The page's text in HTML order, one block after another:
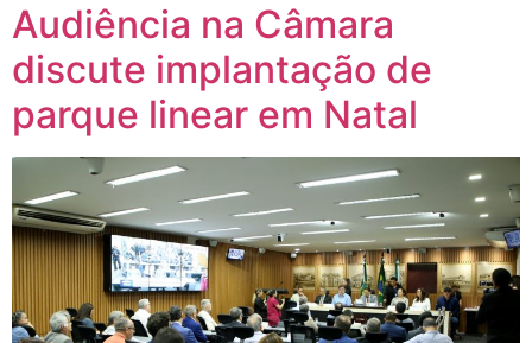
Audiência na Câmara
discute implantação de
parque linear em Natal